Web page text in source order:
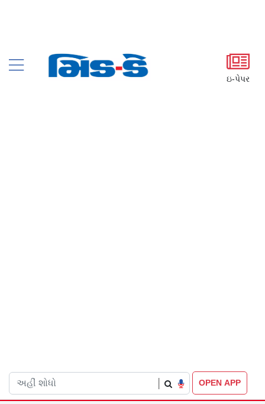
ઇ-પેપર
OPEN APP